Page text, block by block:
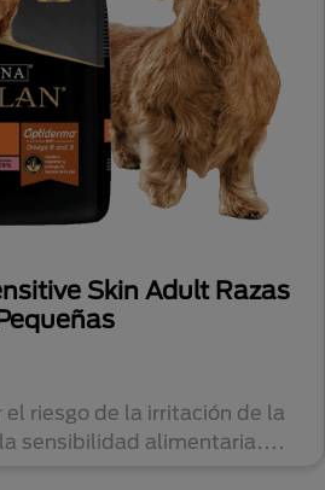
Skin Adult Razas
el riesgo de la irritación de la
sensibilidad alimentaria....